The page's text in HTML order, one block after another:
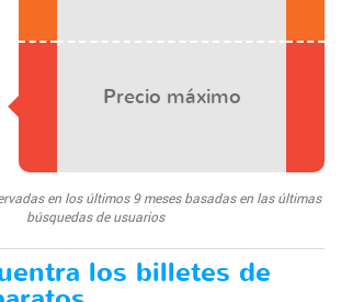
Precio máximo
en los últimos 9 meses basadas en las últimas
búsquedas de usuarios
los billetes de